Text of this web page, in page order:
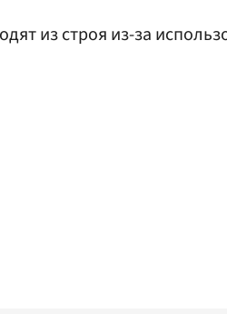
из строя из-за